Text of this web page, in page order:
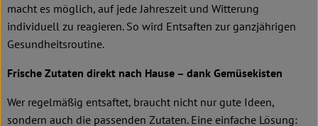
macht es möglich, auf jede Jahreszeit und Witterung
individuell zu reagieren. So wird Entsaften zur ganzjährigen
Gesundheitsroutine.
Frische Zutaten direkt nach Hause – dank Gemüsekisten
Wer regelmäßig entsaftet, braucht nicht nur gute Ideen,
sondern auch die passenden Zutaten. Eine einfache Lösung: